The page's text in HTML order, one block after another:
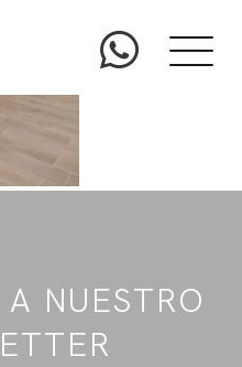
NUESTRO